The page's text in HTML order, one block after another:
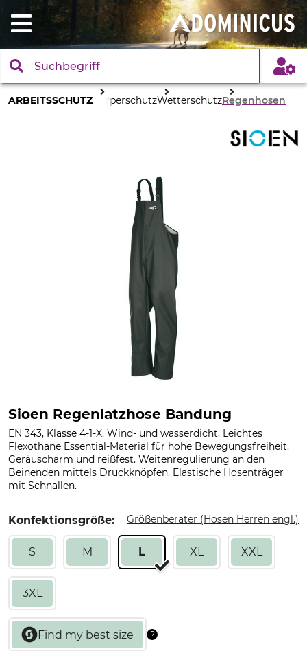
ARBEITSSCHUTZ KörperschutzWetterschutzRegenhosen
Sioen Regenlatzhose Bandung
EN 343, Klasse 4-1-X. Wind- und wasserdicht. Leichtes
Flexothane Essential-Material für hohe Bewegungsfreiheit.
Geräuscharm und reißfest. Weitenregulierung an den
Beinenden mittels Druckknöpfen. Elastische Hosenträger
mit Schnallen.
Konfektionsgröße: Größenberater (Hosen Herren engl.)
S M L XL XXL
3XL